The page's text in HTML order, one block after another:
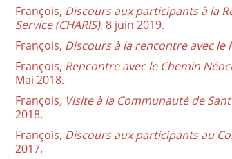
François, Discours aux participants à la
Service (CHARIS), 8 juin 2019.
François, Discours à la rencontre avec le
François, Rencontre avec le Chemin
Mai 2018.
François, Visite à la Communauté de
2018.
François, Discours aux participants au
2017.